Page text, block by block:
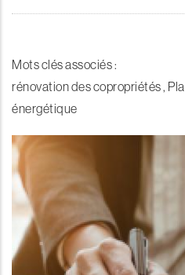
Mots clés associés :
rénovation des copropriétés ,
énergétique